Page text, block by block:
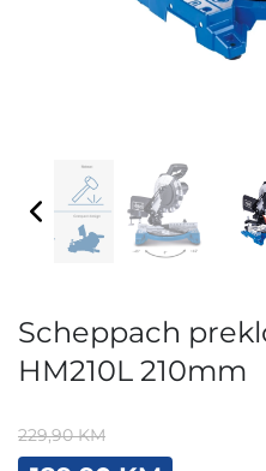
Scheppach
HM210L 210mm
229,90KM
Original
Current